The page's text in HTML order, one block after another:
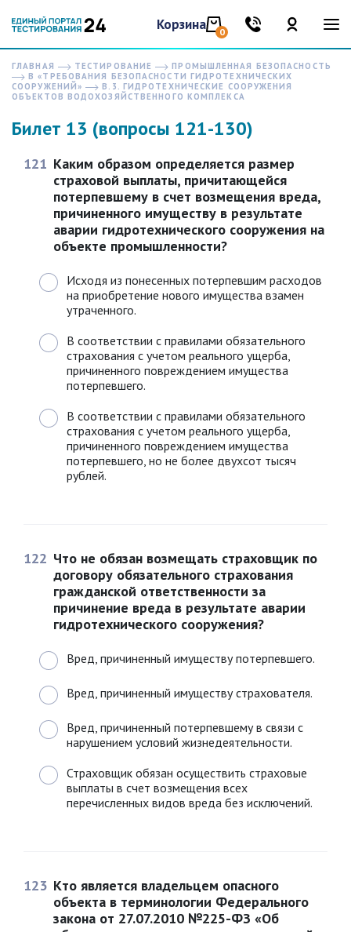
Корзина 0
ГЛАВНАЯ ТЕСТИРОВАНИЕ
ПРОМЫШЛЕННАЯ БЕЗОПАСНОСТЬ
В «ТРЕБОВАНИЯ БЕЗОПАСНОСТИ ГИДРОТЕХНИЧЕСКИХ
СООРУЖЕНИЙ»
В.3. ГИДРОТЕХНИЧЕСКИЕ СООРУЖЕНИЯ
ОБЪЕКТОВ ВОДОХОЗЯЙСТВЕННОГО КОМПЛЕКСА
Билет 13 (вопросы 121-130)
121 Каким образом определяется размер
страховой выплаты, причитающейся
потерпевшему в счет возмещения вреда,
причиненного имуществу в результате
аварии гидротехнического сооружения на
объекте промышленности?
Исходя из понесенных потерпевшим расходов
на приобретение нового имущества взамен
утраченного.
В соответствии с правилами обязательного
страхования с учетом реального ущерба,
причиненного повреждением имущества
потерпевшего.
В соответствии с правилами обязательного
страхования с учетом реального ущерба,
причиненного повреждением имущества
потерпевшего, но не более двухсот тысяч
рублей.
122 Что не обязан возмещать страховщик по
договору обязательного страхования
гражданской ответственности за
причинение вреда в результате аварии
гидротехнического сооружения?
Вред, причиненный имуществу потерпевшего.
Вред, причиненный имуществу страхователя.
Вред, причиненный потерпевшему в связи с
нарушением условий жизнедеятельности.
Страховщик обязан осуществить страховые
выплаты в счет возмещения всех
перечисленных видов вреда без исключений.
123 Кто является владельцем опасного
объекта в терминологии Федерального
закона от 27.07.2010 №225-ФЗ «Об